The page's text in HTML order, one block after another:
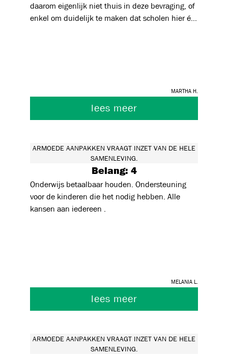
daarom eigenlijk niet thuis in deze bevraging, of
enkel om duidelijk te maken dat scholen hier én
Martha H.
lees meer
ARMOEDE AANPAKKEN VRAAGT INZET VAN DE HELE
SAMENLEVING.
Belang: 4
Onderwijs betaalbaar houden. Ondersteuning
voor de kinderen die het nodig hebben. Alle
kansen aan iedereen .
Melania L.
lees meer
ARMOEDE AANPAKKEN VRAAGT INZET VAN DE HELE
SAMENLEVING.